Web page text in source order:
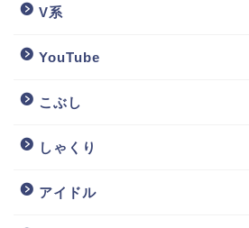
V系
YouTube
こぶし
しゃくり
アイドル